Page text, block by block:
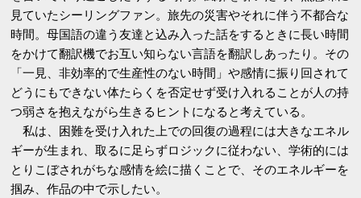
見ていたシーリングファン。旅先の災害やそれに伴う不都合な
時間。母国語の違う友達と込み入った話をするときに長い時間
をかけて翻訳機でお互い知らない言語を翻訳しあったり。その
「一見、非効率的で生産性のない時間」や感情に振り回されて
どうにもできない体たらくを否定せず受け入れることが人の持
つ弱さを抱えながら生きるヒントになると考えている。
私は、困難を受け入れた上での回復の過程には大きなエネル
ギーが生まれ、取るに足らずロジックに従わない、学術的には
とりこぼされがちな感情を絵に描くことで、そのエネルギーを
掴み、作品の中で示したい。